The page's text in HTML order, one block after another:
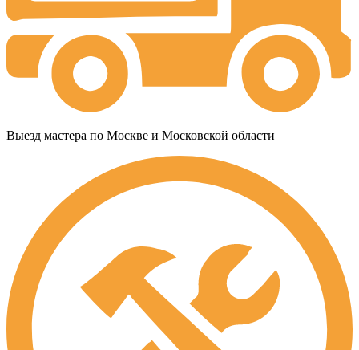
Выезд мастера по Москве и Московской области